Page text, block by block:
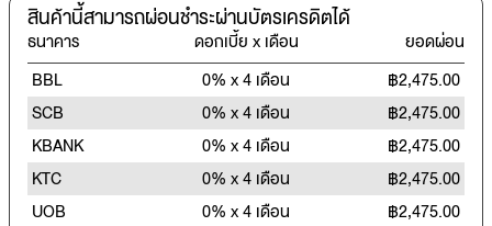
สินค้านี้สามารถผ่อนชำระผ่านบัตรเครดิตได้
ธนาคาร ดอกเบี้ย x เดือน
ยอดผ่อน
BBL
0% x 4 เดือน
฿2,475.00
SCB
0% x 4 เดือน
฿2,475.00
KBANK
0% x 4 เดือน
฿2,475.00
KTC
0% x 4 เดือน
฿2,475.00
UOB
0% x 4 เดือน ฿2,475.00